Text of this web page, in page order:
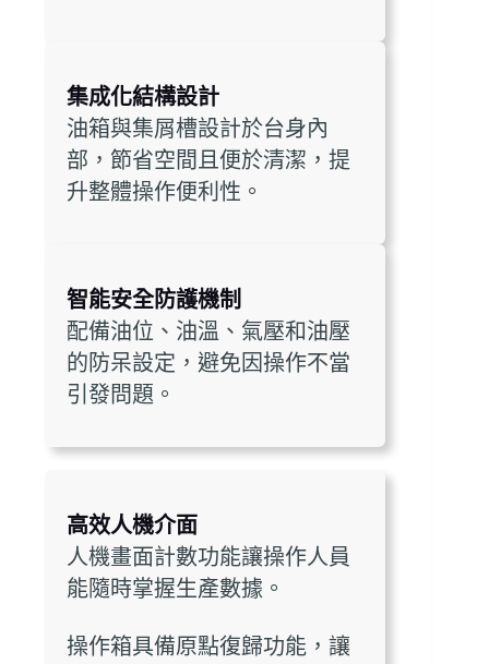
集成化結構設計
油箱與集屑槽設計於台身內
部，節省空間且便於清潔，提
升整體操作便利性。
智能安全防護機制
配備油位、油溫、氣壓和油壓
的防呆設定，避免因操作不當
引發問題。
高效人機介面
人機畫面計數功能讓操作人員
能隨時掌握生產數據。
操作箱具備原點復歸功能，讓